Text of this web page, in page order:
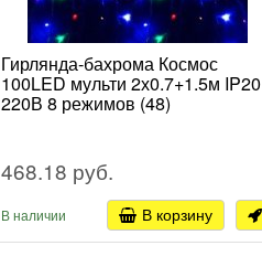
Гирлянда-бахрома Космос
100LED мульти 2х0.7+1.5м IP20
220В 8 режимов (48)
468.18 руб.
В наличии В корзину